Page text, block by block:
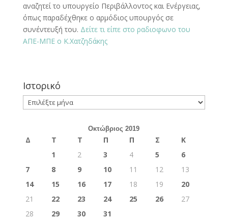
αναζητεί το υπουργείο Περιβάλλοντος και Ενέργειας,
όπως παραδέχθηκε ο αρμόδιος υπουργός σε
συνέντευξή του. Δείτε τι είπε στο ραδιοφωνο του
ΑΠΕ-ΜΠΕ ο Κ.Χατζηδάκης
Ιστορικό
Ιστορικό
Οκτώβριος 2019
Δ Τ Τ Π Π Σ
Κ
1
2 3 4 5
6
7
8 9 10 11 12
13
14
15 16 17 18 19
20
21
22 23 24 25 26
27
28
29 30
31